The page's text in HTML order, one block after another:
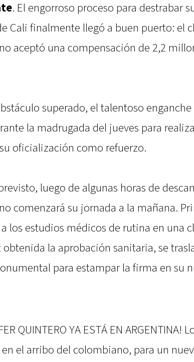
. El engorroso proceso para destrabar
Cali finalmente llegó a buen puerto: el
aceptó una compensación de 2,2
superado, el talentoso
la madrugada del jueves para
oficialización como refuerzo.
luego de algunas horas de
comenzará su jornada a la mañana.
los estudios médicos de rutina en una
obtenida la aprobación sanitaria, se
para estampar la firma en su
QUINTERO YA ESTÁ EN ARGENTINA!
en el arribo del colombiano, para un